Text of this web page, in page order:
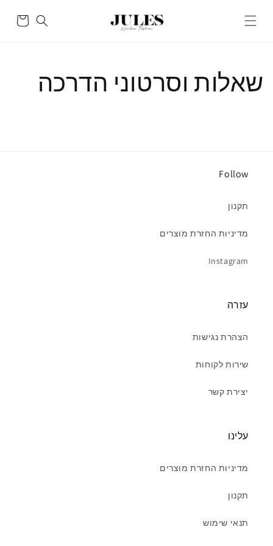
content
Cart
שאלות וסרטוני הדרכה
Follow
תקנון
מדיניות החזרת מוצרים
Instagram
עזרה
הצהרת נגישות
שירות לקוחות
יצירת קשר
עלינו
מדיניות החזרת מוצרים
תקנון
תנאי שימוש